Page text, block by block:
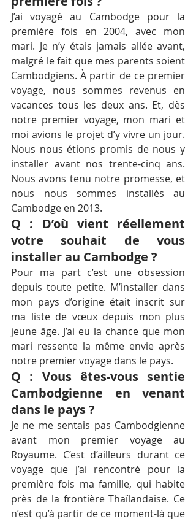
J’ai voyagé au Cambodge pour la
première fois en 2004, avec mon
mari. Je n’y étais jamais allée avant,
malgré le fait que mes parents soient
Cambodgiens. À partir de ce premier
voyage, nous sommes revenus en
vacances tous les deux ans. Et, dès
notre premier voyage, mon mari et
moi avions le projet d’y vivre un jour.
Nous nous étions promis de nous y
installer avant nos trente-cinq ans.
Nous avons tenu notre promesse, et
nous nous sommes installés au
Cambodge en 2013.
Q : D’où vient réellement
votre souhait de vous
installer au Cambodge ?
Pour ma part c’est une obsession
depuis toute petite. M’installer dans
mon pays d’origine était inscrit sur
ma liste de vœux depuis mon plus
jeune âge. J’ai eu la chance que mon
mari ressente la même envie après
notre premier voyage dans le pays.
Q : Vous êtes-vous sentie
Cambodgienne en venant
dans le pays ?
Je ne me sentais pas Cambodgienne
avant mon premier voyage au
Royaume. C’est d’ailleurs durant ce
voyage que j’ai rencontré pour la
première fois ma famille, qui habite
près de la frontière Thaïlandaise. Ce
n’est qu’à partir de ce moment-là que